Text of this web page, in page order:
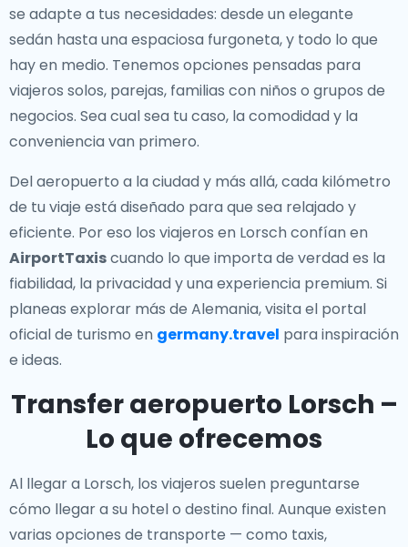
se adapte a tus necesidades: desde un elegante
sedán hasta una espaciosa furgoneta, y todo lo que
hay en medio. Tenemos opciones pensadas para
viajeros solos, parejas, familias con niños o grupos de
negocios. Sea cual sea tu caso, la comodidad y la
conveniencia van primero.
Del aeropuerto a la ciudad y más allá, cada kilómetro
de tu viaje está diseñado para que sea relajado y
eficiente. Por eso los viajeros en Lorsch confían en
AirportTaxiscuando lo que importa de verdad es la
fiabilidad, la privacidad y una experiencia premium. Si
planeas explorar más de Alemania, visita el portal
oficial de turismo en germany.travel para inspiración
e ideas.
Transfer aeropuerto Lorsch –
Lo que ofrecemos
Al llegar a Lorsch, los viajeros suelen preguntarse
cómo llegar a su hotel o destino final. Aunque existen
varias opciones de transporte — como taxis,